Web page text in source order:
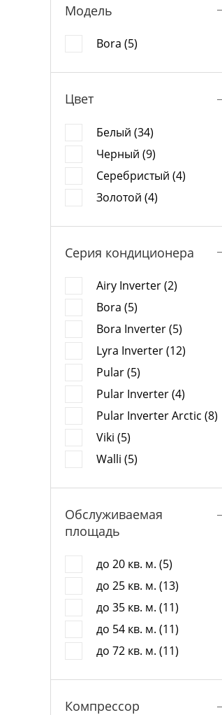
Модель
Bora (5)
Цвет
Белый (34)
Черный (9)
Серебристый (4)
Золотой (4)
Серия кондиционера
Airy Inverter (2)
Bora (5)
Bora Inverter (5)
Lyra Inverter (12)
Pular (5)
Pular Inverter (4)
Pular Inverter Arctic (8)
Viki (5)
Walli (5)
Обслуживаемая
площадь
до 20 кв. м. (5)
до 25 кв. м. (13)
до 35 кв. м. (11)
до 54 кв. м. (11)
до 72 кв. м. (11)
Компрессор